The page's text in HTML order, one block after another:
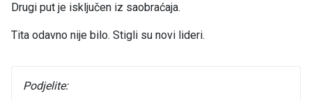
Drugi put je isključen iz saobraćaja.
Tita odavno nije bilo. Stigli su novi lideri.
Podjelite: